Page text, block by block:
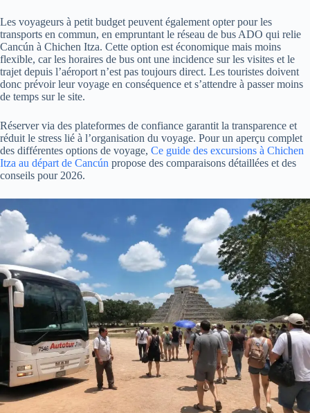
Les voyageurs à petit budget peuvent également opter pour les
transports en commun, en empruntant le réseau de bus ADO qui relie
Cancún à Chichen Itza. Cette option est économique mais moins
flexible, car les horaires de bus ont une incidence sur les visites et le
trajet depuis l’aéroport n’est pas toujours direct. Les touristes doivent
donc prévoir leur voyage en conséquence et s’attendre à passer moins
de temps sur le site.
Réserver via des plateformes de confiance garantit la transparence et
réduit le stress lié à l’organisation du voyage. Pour un aperçu complet
des différentes options de voyage, Ce guide des excursions à Chichen
Itza au départ de Cancún propose des comparaisons détaillées et des
conseils pour 2026.